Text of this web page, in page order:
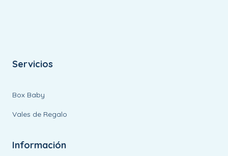
Servicios
Box Baby
Vales de Regalo
Información